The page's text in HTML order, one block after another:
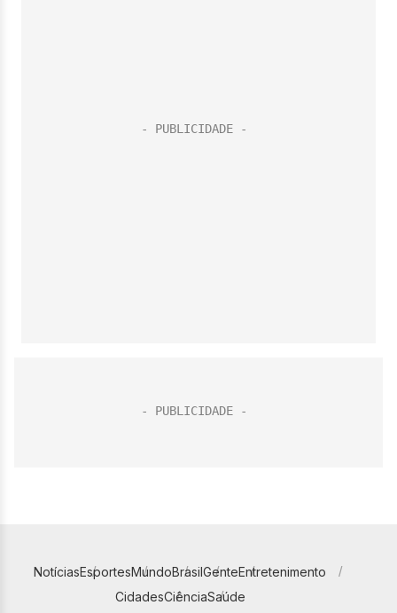
NotíciasEsportesMundoBrasilGenteEntretenimento
CidadesCiênciaSaúde